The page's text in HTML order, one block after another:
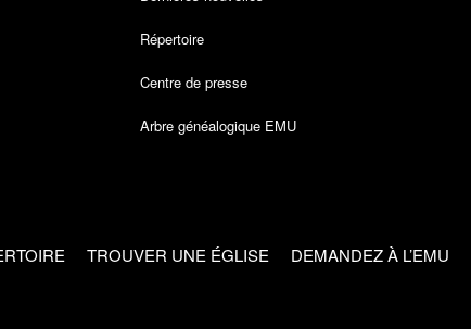
Répertoire
Centre de presse
Arbre généalogique EMU
TROUVER UNE ÉGLISE DEMANDEZ À L’EMU